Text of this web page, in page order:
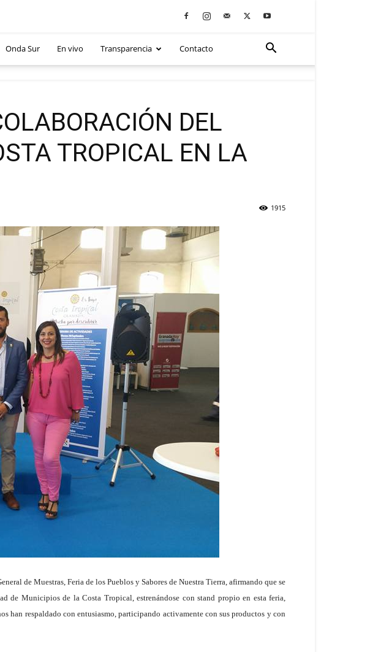
Onda Sur En vivo Transparencia Contacto
DEL
TROPICAL EN LA
1915
de Muestras, Feria de los Pueblos y Sabores de Nuestra Tierra, afirmando que se
de Municipios de la Costa Tropical, estrenándose con stand propio en esta feria,
han respaldado con entusiasmo, participando activamente con sus productos y con